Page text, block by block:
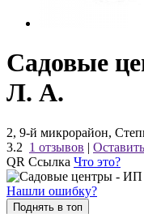
Садовые
Л. А.
2, 9-й микрорайон,
3.2 1 отзывов |
QR Ссылка Что это?
Нашли ошибку?
Поднять в топ